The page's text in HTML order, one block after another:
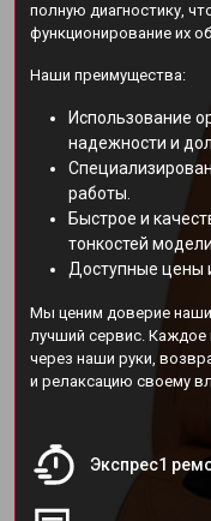
полную диагностику,
функционирование их
Наши преимущества:
Использование
надежности и
работы.
Быстрое и
тонкостей модели.
Доступные цены
Мы ценим доверие
лучший сервис. Каждое
через наши руки,
и релаксацию своему
Экспрес1